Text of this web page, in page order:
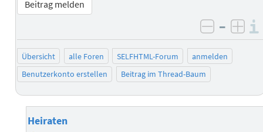
Beitrag melden
negativ
–
Übersicht alle Foren SELFHTML-Forum
anmelden
Benutzerkonto erstellen
Beitrag im Thread-Baum
Heiraten